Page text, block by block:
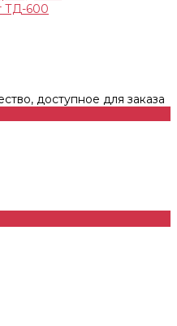
ТД-600
доступное для заказа